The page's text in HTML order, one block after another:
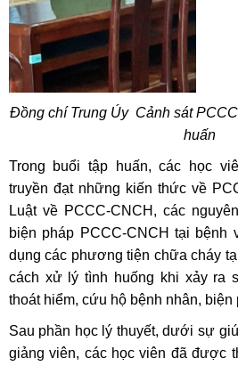
Đồng chí Trung Úy Cảnh sát
huấn
Trong buổi tập huấn, các học
truyền đạt những kiến thức về
Luật về PCCC-CNCH, các
biện pháp PCCC-CNCH tại bệnh
dụng các phương tiện chữa cháy
cách xử lý tình huống khi xảy ra
thoát hiểm, cứu hộ bệnh nhân,
Sau phần học lý thuyết, dưới sự
giảng viên, các học viên đã được